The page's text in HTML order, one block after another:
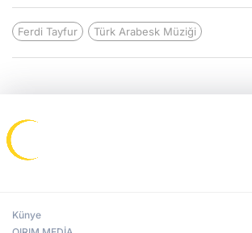
Ferdi Tayfur Türk Arabesk Müziği
Künye